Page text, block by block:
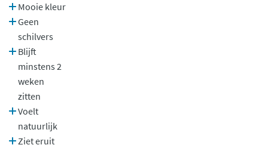
Mooie kleur
Geen
schilvers
Blijft
minstens 2
weken
zitten
Voelt
natuurlijk
Ziet eruit